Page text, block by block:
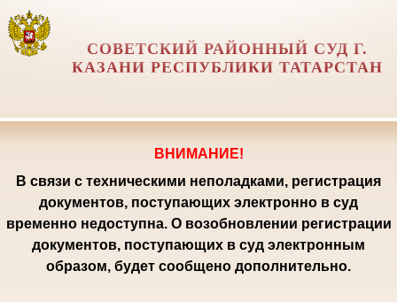
СОВЕТСКИЙ РАЙОННЫЙ СУД Г.
КАЗАНИ РЕСПУБЛИКИ ТАТАРСТАН
ВНИМАНИЕ!
В связи с техническими неполадками, регистрация
документов, поступающих электронно в суд
временно недоступна. О возобновлении регистрации
документов, поступающих в суд электронным
образом, будет сообщено дополнительно.